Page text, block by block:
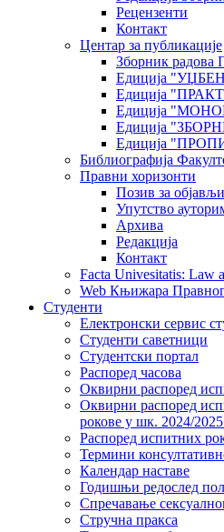
Рецензенти
Контакт
Центар за публикације
Зборник радова
Едиција
Едиција
Едиција
Едиција
Едиција
Библиографија
Правни хоризонти
Позив за
Упутство
Архива
Редакција
Контакт
Facta Univesitatis: Law
Web Књижара
Студенти
Електронски сервис
Студенти саветници
Студентски портал
Распоред часова
Оквирни распоред
Оквирни распоред
рокове у шк. 2024/
Распоред испитних
Термини
Календар наставе
Годишњи редослед
Спречавање
Стручна пракса